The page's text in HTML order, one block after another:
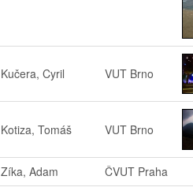
Kučera, Cyril VUT Brno
Kotiza, Tomáš VUT Brno
Zíka, Adam
ČVUT Praha